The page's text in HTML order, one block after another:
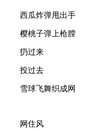
西瓜炸弹甩出手
樱桃子弹上枪膛
扔过来
投过去
雪球飞舞织成网
网住风